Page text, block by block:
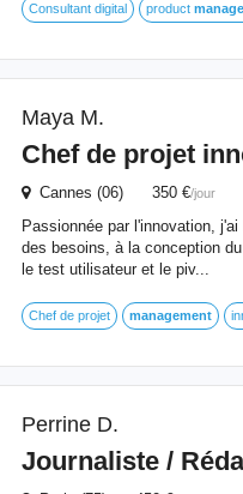
Consultant digital product
Maya M.
Chef de projet
Cannes (06) 350 €/jour
Passionnée par l'innovation,
des besoins, à la conception
le test utilisateur et le piv...
Chef de projet management
Perrine D.
Journaliste /